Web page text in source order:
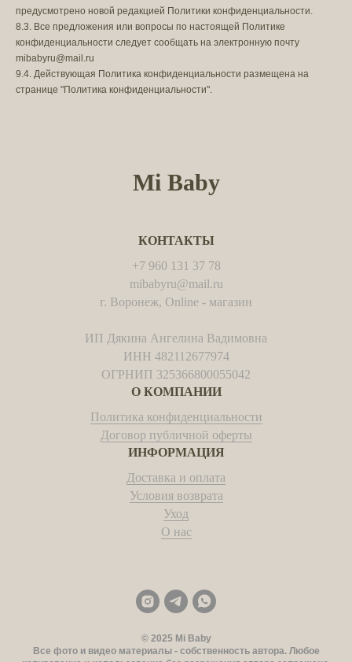
предусмотрено новой редакцией Политики конфиденциальности.
8.3. Все предложения или вопросы по настоящей Политике
конфиденциальности следует сообщать на электронную почту
mibabyru@mail.ru
9.4. Действующая Политика конфиденциальности размещена на
странице "Политика конфиденциальности".
Mi Baby
КОНТАКТЫ
+7 960 131 37 78
mibabyru@mail.ru
г. Воронеж, Online - магазин
ИП Дякина Ангелина Вадимовна
ИНН 482112677974
ОГРНИП 325366800055042
О КОМПАНИИ
Политика конфиденциальности
Договор публичной оферты
ИНФОРМАЦИЯ
Доставка и оплата
Условия возврата
Уход
О наc
© 2025 Mi Baby
Все фото и видео материалы - собственность автора. Любое